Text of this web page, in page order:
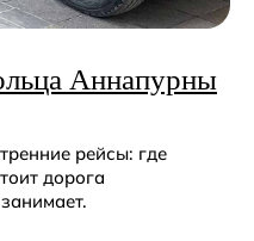
Аннапурны
рейсы: где
дорога